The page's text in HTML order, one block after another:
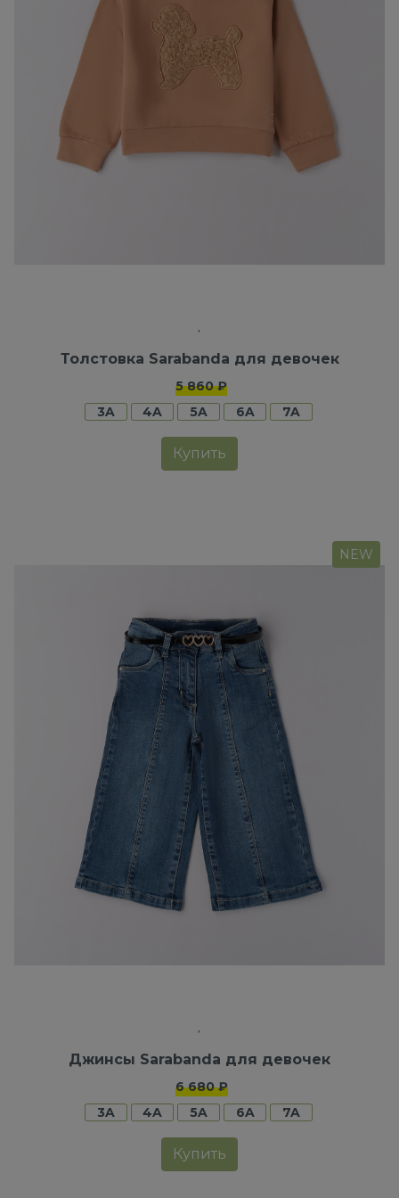
Толстовка Sarabanda для девочек
5 860 ₽
3A
4A 5A 6A 7A
Купить
NEW
Джинсы Sarabanda для девочек
6 680 ₽
3A
4A 5A 6A 7A
Купить